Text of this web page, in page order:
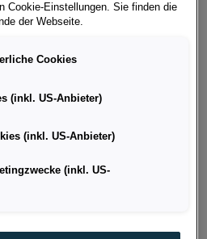
Leistung
Cookie-Einstellungen. Sie finden die
der Webseite.
Cookies
(inkl. US-Anbieter)
(inkl. US-Anbieter)
(inkl. US-